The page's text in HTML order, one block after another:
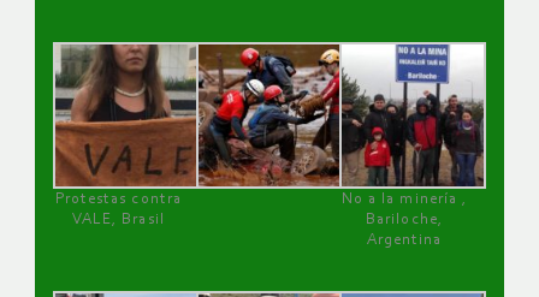
Protestas contra
VALE, Brasil
No a la minería ,
Bariloche,
Argentina